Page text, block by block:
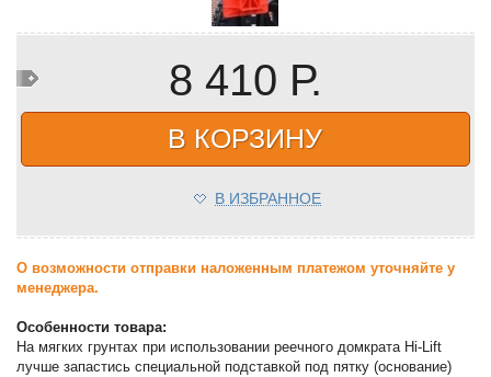
8 410 Р.
В КОРЗИНУ
В ИЗБРАННОЕ
О возможности отправки наложенным платежом уточняйте у
менеджера.
Особенности товара:
На мягких грунтах при использовании реечного домкрата Hi-Lift
лучше запастись специальной подставкой под пятку (основание)